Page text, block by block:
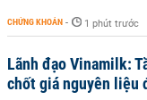
CHỨNG KHOÁN - 1 phút trước
Lãnh đạo Vinamilk:
chốt giá nguyên liệu